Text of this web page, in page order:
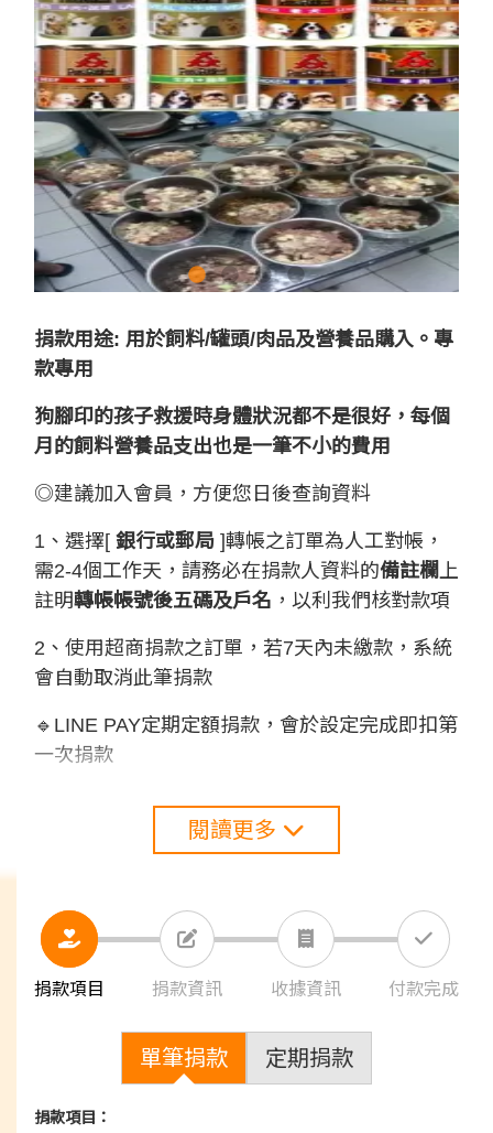
捐款用途: 用於飼料/罐頭/肉品及營養品購入。專
款專用
狗腳印的孩子救援時身體狀況都不是很好，每個
月的飼料營養品支出也是一筆不小的費用
◎建議加入會員，方便您日後查詢資料
1、選擇[ 銀行或郵局 ]轉帳之訂單為人工對帳，
需2-4個工作天，請務必在捐款人資料的備註欄 上
註明轉帳帳號後五碼及戶名 ，以利我們核對款項
2、使用超商捐款之訂單，若7天內未繳款，系統
會自動取消此筆捐款
🔹LINE PAY定期定額捐款，會於設定完成即扣第
一次捐款
閱讀更多
捐款項目 捐款資訊 收據資訊 付款完成
單筆捐款 定期捐款
捐款項目：